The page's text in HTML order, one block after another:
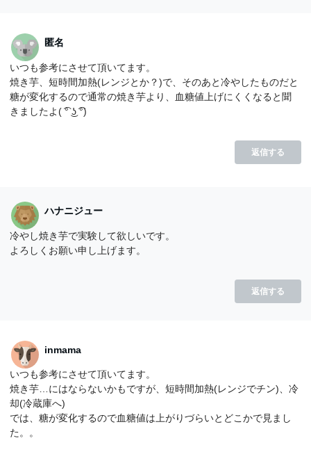
匿名
いつも参考にさせて頂いてます。
焼き芋、短時間加熱(レンジとか？)で、そのあと冷やしたものだと
糖が変化するので通常の焼き芋より、血糖値上げにくくなると聞
きましたよ( ͡° ͜ʖ ͡°)
返信する
ハナニジュー
冷やし焼き芋で実験して欲しいです。
よろしくお願い申し上げます。
返信する
inmama
いつも参考にさせて頂いてます。
焼き芋…にはならないかもですが、短時間加熱(レンジでチン)、冷
却(冷蔵庫へ)
では、糖が変化するので血糖値は上がりづらいとどこかで見まし
た。。